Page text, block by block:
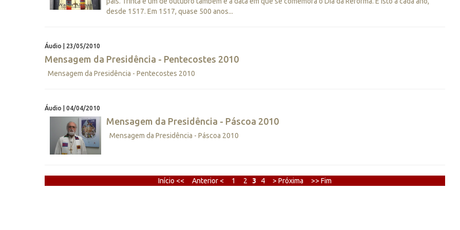
desde 1517. Em 1517, quase 500 anos...
Áudio | 23/05/2010
Mensagem da Presidência - Pentecostes 2010
Mensagem da Presidência - Pentecostes 2010
Áudio | 04/04/2010
Mensagem da Presidência - Páscoa 2010
Mensagem da Presidência - Páscoa 2010
Início << Anterior < 1 2 3 4 > Próxima >> Fim